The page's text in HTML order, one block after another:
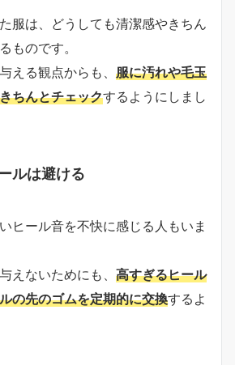
服は、どうしても清潔感やきちん
ものです。
える観点からも、 服に汚れや毛玉
ちんとチェックするようにしまし
ルは避ける
ヒール音を不快に感じる人もいま
えないためにも、 高すぎるヒール
の先のゴムを定期的に交換するよ